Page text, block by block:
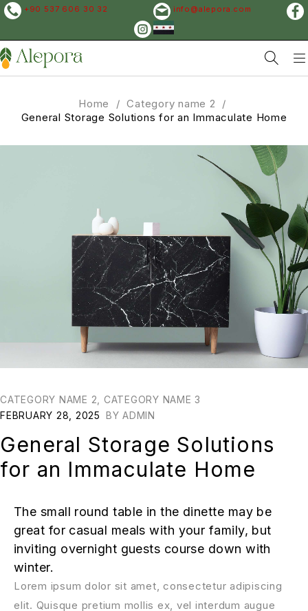
+90 537 606 30 32 info@alepora.com
Home / Category name 2
/
General Storage Solutions for an Immaculate Home
CATEGORY NAME 2, CATEGORY NAME 3
FEBRUARY 28, 2025
BY ADMIN
General Storage Solutions
for an Immaculate Home
The small round table in the dinette may be
great for casual meals with your family, but
inviting overnight guests course down with
winter.
Lorem ipsum dolor sit amet, consectetur adipiscing
elit. Quisque pretium mollis ex, vel interdum augue